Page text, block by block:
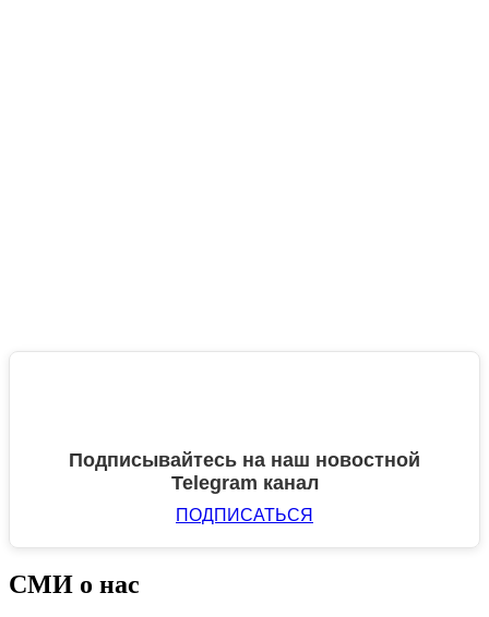
Подписывайтесь на наш новостной
Telegram канал
ПОДПИСАТЬСЯ
СМИ о нас